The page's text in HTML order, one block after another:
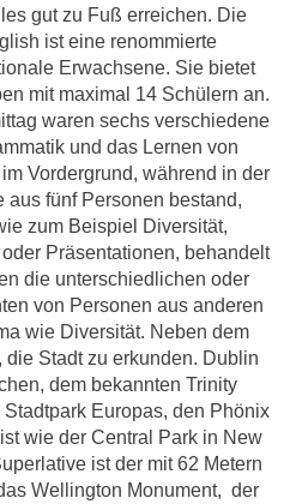
gut zu Fuß erreichen. Die
ist eine renommierte
Erwachsene. Sie bietet
mit maximal 14 Schülern an.
waren sechs verschiedene
und das Lernen von
Vordergrund, während in der
aus fünf Personen bestand,
zum Beispiel Diversität,
Präsentationen, behandelt
die unterschiedlichen oder
von Personen aus anderen
wie Diversität. Neben dem
Stadt zu erkunden. Dublin
dem bekannten Trinity
Europas, den Phönix
wie der Central Park in New
ist der mit 62 Metern
Wellington Monument, der